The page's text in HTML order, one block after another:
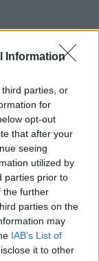
Information
parties, or
for
opt-out
that after your
seeing
utilized by
parties prior to
the further
parties on the
may
IAB’s List of
it to other
της
Πάρο